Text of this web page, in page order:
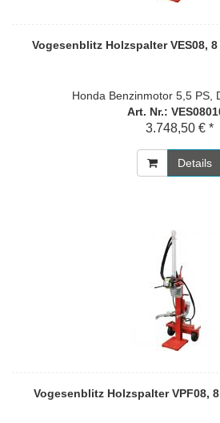
Vogesenblitz Holzspalter VES08,
Honda Benzinmotor 5,5 PS,
Art. Nr.:
3.748,50 € *
Details
Vogesenblitz Holzspalter VPF08,